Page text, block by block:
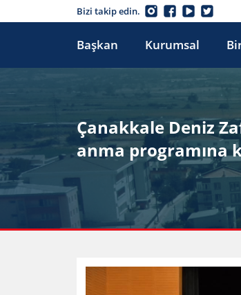
Bizi takip edin.
Başkan Kurumsal
Çanakkale Deniz
anma programına